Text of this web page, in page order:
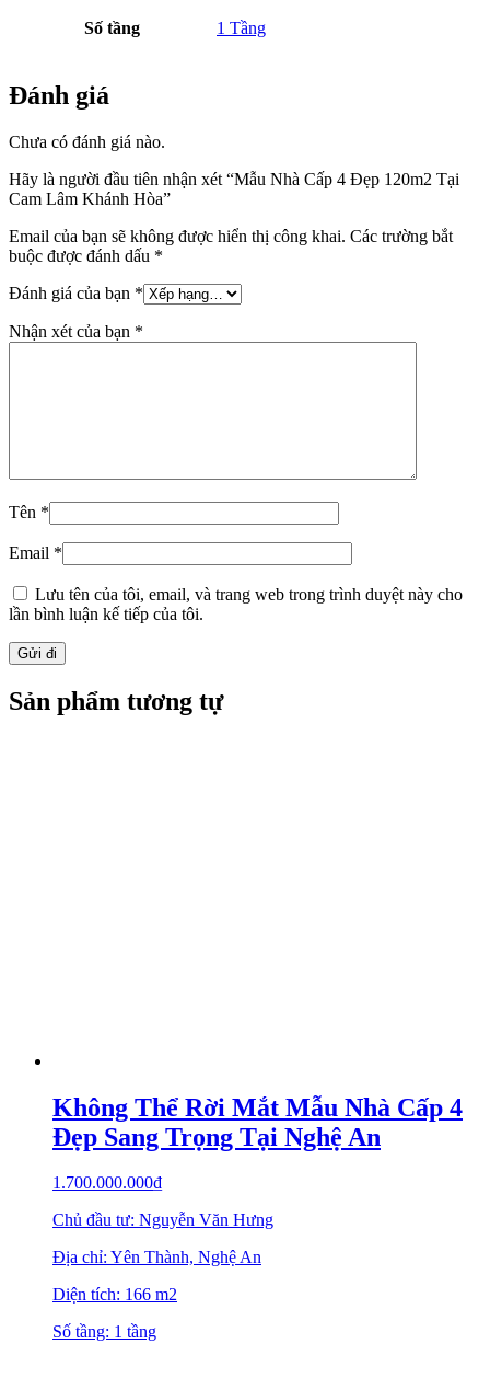
Số tầng 1 Tầng
Đánh giá
Chưa có đánh giá nào.
Hãy là người đầu tiên nhận xét “Mẫu Nhà Cấp 4 Đẹp 120m2 Tại
Cam Lâm Khánh Hòa”
Email của bạn sẽ không được hiển thị công khai. Các trường bắt
buộc được đánh dấu *
Đánh giá của bạn *
Nhận xét của bạn *
Tên *
Email *
Lưu tên của tôi, email, và trang web trong trình duyệt này cho
lần bình luận kế tiếp của tôi.
Sản phẩm tương tự
Không Thể Rời Mắt Mẫu Nhà Cấp 4
Đẹp Sang Trọng Tại Nghệ An
1.700.000.000₫
Chủ đầu tư: Nguyễn Văn Hưng
Địa chỉ: Yên Thành, Nghệ An
Diện tích: 166 m2
Số tầng: 1 tầng